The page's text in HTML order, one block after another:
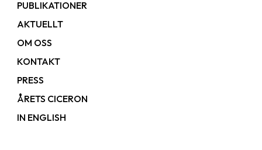
PUBLIKATIONER
AKTUELLT
OM OSS
KONTAKT
PRESS
ÅRETS CICERON
IN ENGLISH